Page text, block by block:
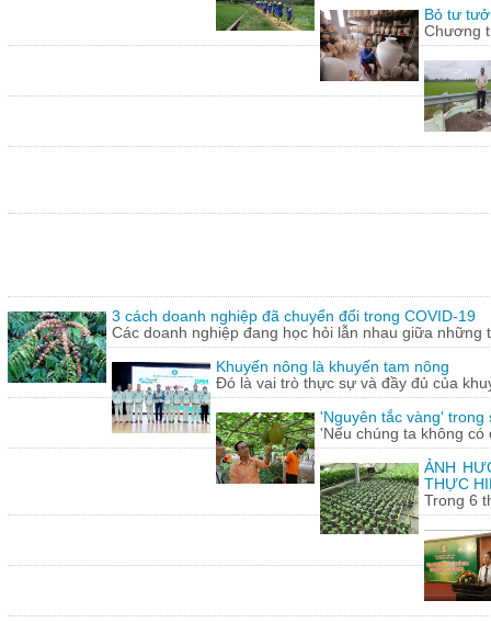
Bỏ tư
Chương
3 cách doanh nghiệp đã chuyển đổi trong COVID-19
Các doanh nghiệp đang học hỏi lẫn nhau giữa những
Khuyến nông là khuyến tam nông
Đó là vai trò thực sự và đầy đủ của
'Nguyên tắc vàng' trong
'Nếu chúng ta không
ẢNH
THỰC
Trong 6